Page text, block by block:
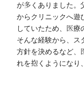
が多くありました。
からクリニックへ遊
していたため、医療
そんな経験から、ス
方針を決めるなど、
れを抱くようになり